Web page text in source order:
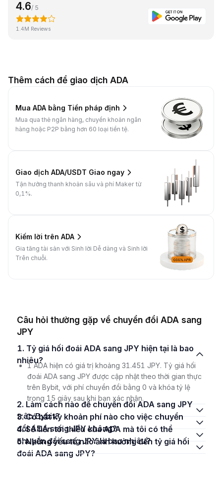
4.6/ 5
1.4M Reviews
Thêm cách để giao dịch ADA
Mua ADA bằng Tiền pháp định
Mua qua thẻ ngân hàng, chuyển khoản ngân
hàng hoặc P2P bằng hơn 60 loại tiền tệ.
Giao dịch ADA/USDT Giao ngay
Tận hưởng thanh khoản sâu và phí Maker từ
0,1%.
Kiếm lời trên ADA
Gia tăng tài sản với Sinh lời Dễ dàng và Sinh lời
Trên chuỗi.
Câu hỏi thường gặp về chuyển đổi ADA sang
JPY
1. Tỷ giá hối đoái ADA sang JPY hiện tại là bao
nhiêu?
1 ADA hiện có giá trị khoảng 31.451 JPY. Tỷ giá hối
đoái ADA sang JPY được cập nhật theo thời gian thực
trên Bybit, với phí chuyển đổi bằng 0 và khóa tỷ lệ
trong 15 giây sau khi bạn xác nhận.
2. Làm cách nào để chuyển đổi ADA sang JPY
trên Bybit?
3. Có bất kỳ khoản phí nào cho việc chuyển
đổi ADA sang JPY không?
4. Số tiền tối thiểu của ADA mà tôi có thể
chuyển đổi sang JPY là bao nhiêu?
5. Những yếu tố nào ảnh hưởng đến tỷ giá hối
đoái ADA sang JPY?